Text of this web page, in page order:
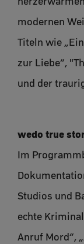
modernen
Titeln wie
zur Liebe“,
und der
wedo true
Im
Studios und
echte
Anruf Mord“,